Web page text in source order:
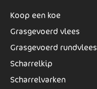
Koop een koe
Grasgevoerd vlees
Grasgevoerd rundvlees
Scharrelkip
Scharrelvarken